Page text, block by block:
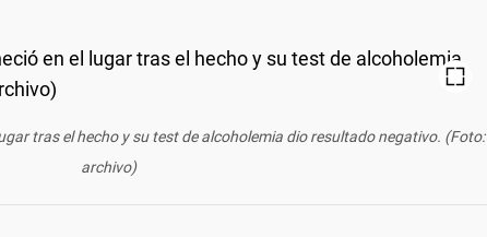
tras el hecho y su test de alcoholemia dio resultado negativo. (Foto:
archivo)